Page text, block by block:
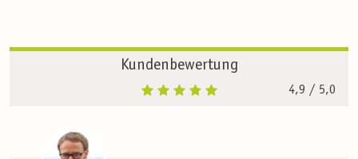
Kundenbewertung
4,9 / 5,0